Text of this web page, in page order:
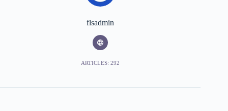
flsadmin
ARTICLES: 292